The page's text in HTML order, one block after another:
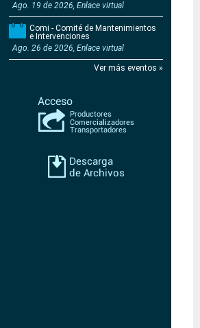
Ago. 19 de 2026, Enlace virtual
Comi - Comité de Mantenimientos
e Intervenciones
Ago. 26 de 2026, Enlace virtual
Ver más eventos »